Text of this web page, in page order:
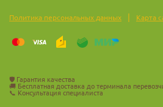
Биологически инертен
Может использоваться при низких
Политика персональных данных | Карта
🛡️ Гарантия качества
🚚 Бесплатная доставка до терминала
📞 Консультация специалиста